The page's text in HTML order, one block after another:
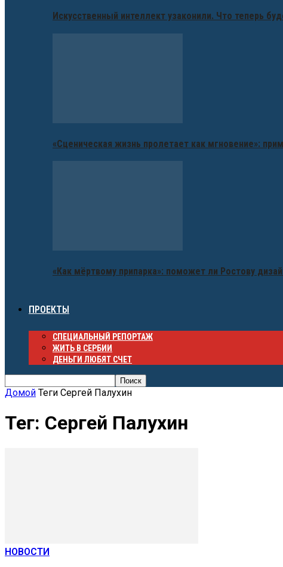
Искусственный интеллект узаконили. Что теперь
«Сценическая жизнь пролетает как мгновение»:
«Как мёртвому припарка»: поможет ли Ростову
ПРОЕКТЫ
СПЕЦИАЛЬНЫЙ РЕПОРТАЖ
ЖИТЬ В СЕРБИИ
ДЕНЬГИ ЛЮБЯТ СЧЕТ
Домой Теги Сергей Палухин
Тег: Сергей Палухин
НОВОСТИ